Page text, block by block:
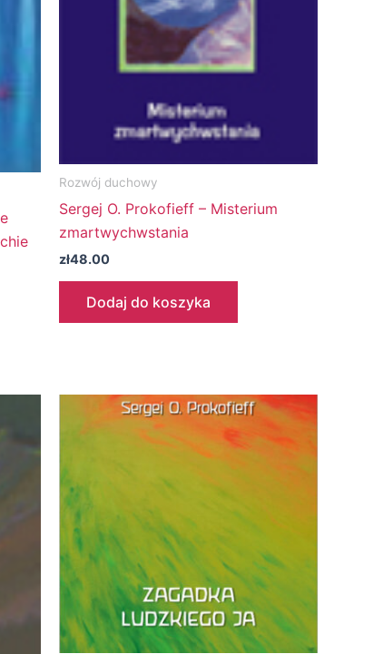
Rozwój duchowy
Sergej O. Prokofieff – Misterium
zmartwychwstania
zł48.00
Dodaj do koszyka